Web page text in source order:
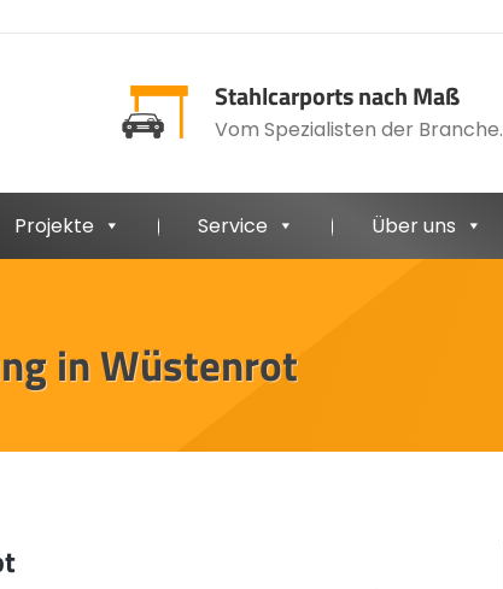
Stahlcarports nach Maß
Vom Spezialisten der Branche.
Projekte Service Über uns
in Wüstenrot